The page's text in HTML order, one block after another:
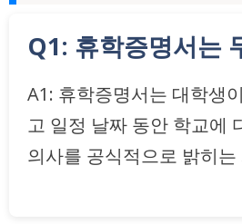
Q1: 휴학증명서는
A1: 휴학증명서는 대학생
고 일정 날짜 동안 학교에
의사를 공식적으로 밝히